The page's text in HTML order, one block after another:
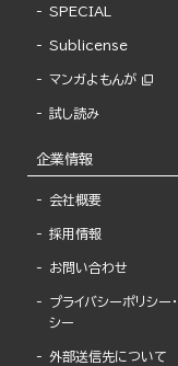
SPECIAL
Sublicense
マンガよもんが
試し読み
企業情報
会社概要
採用情報
お問い合わせ
プライバシーポリシー
シー
外部送信先について